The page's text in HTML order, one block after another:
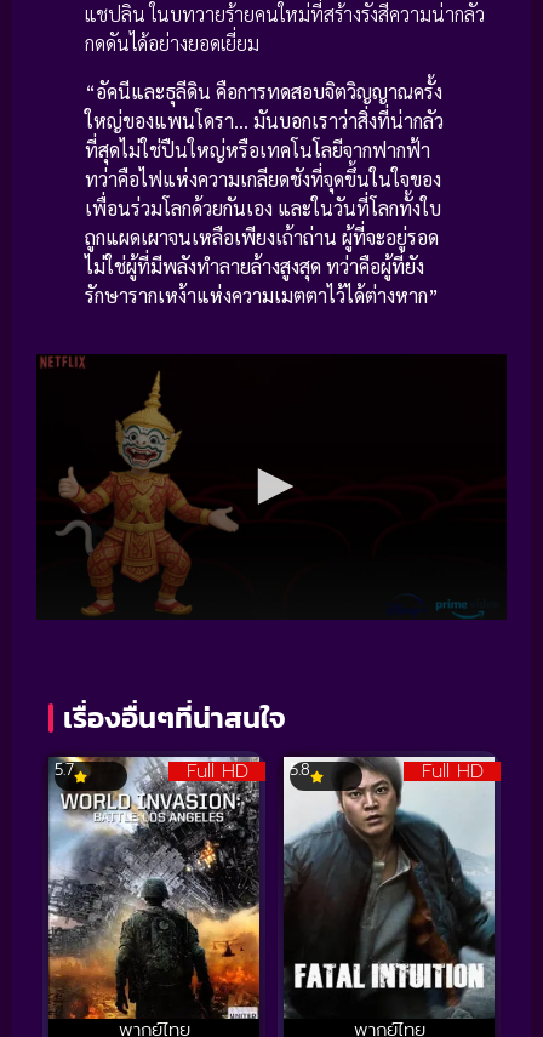
แชปลิน ในบทวายร้ายคนใหม่ที่สร้างรังสีความน่ากลัว
กดดันได้อย่างยอดเยี่ยม
“อัคนีและธุลีดิน คือการทดสอบจิตวิญญาณครั้ง
ใหญ่ของแพนโดรา… มันบอกเราว่าสิ่งที่น่ากลัว
ที่สุดไม่ใช่ปืนใหญ่หรือเทคโนโลยีจากฟากฟ้า
ทว่าคือไฟแห่งความเกลียดชังที่จุดขึ้นในใจของ
เพื่อนร่วมโลกด้วยกันเอง และในวันที่โลกทั้งใบ
ถูกแผดเผาจนเหลือเพียงเถ้าถ่าน ผู้ที่จะอยู่รอด
ไม่ใช่ผู้ที่มีพลังทำลายล้างสูงสุด ทว่าคือผู้ที่ยัง
รักษารากเหง้าแห่งความเมตตาไว้ได้ต่างหาก”
เรื่องอื่นๆที่น่าสนใจ
Full HD
พากย์ไทย
5.7 Full HD
พากย์ไทย
5.8